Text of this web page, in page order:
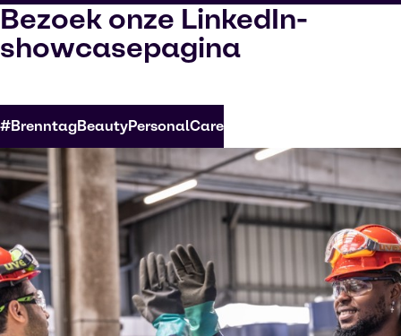
Bezoek onze LinkedIn-
showcasepagina
#BrenntagBeautyPersonalCare